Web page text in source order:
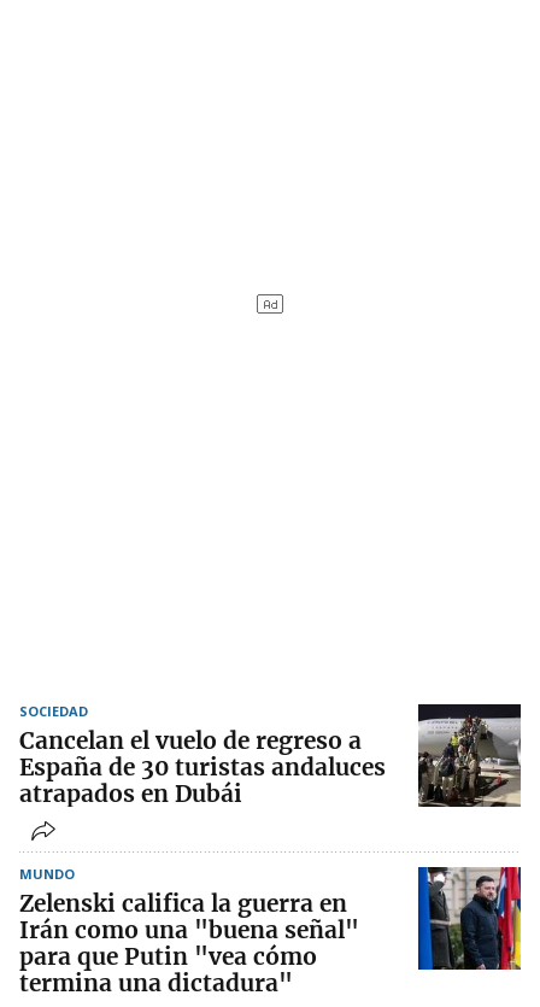
SOCIEDAD
Cancelan el vuelo de regreso a
España de 30 turistas andaluces
atrapados en Dubái
MUNDO
Zelenski califica la guerra en
Irán como una "buena señal"
para que Putin "vea cómo
termina una dictadura"